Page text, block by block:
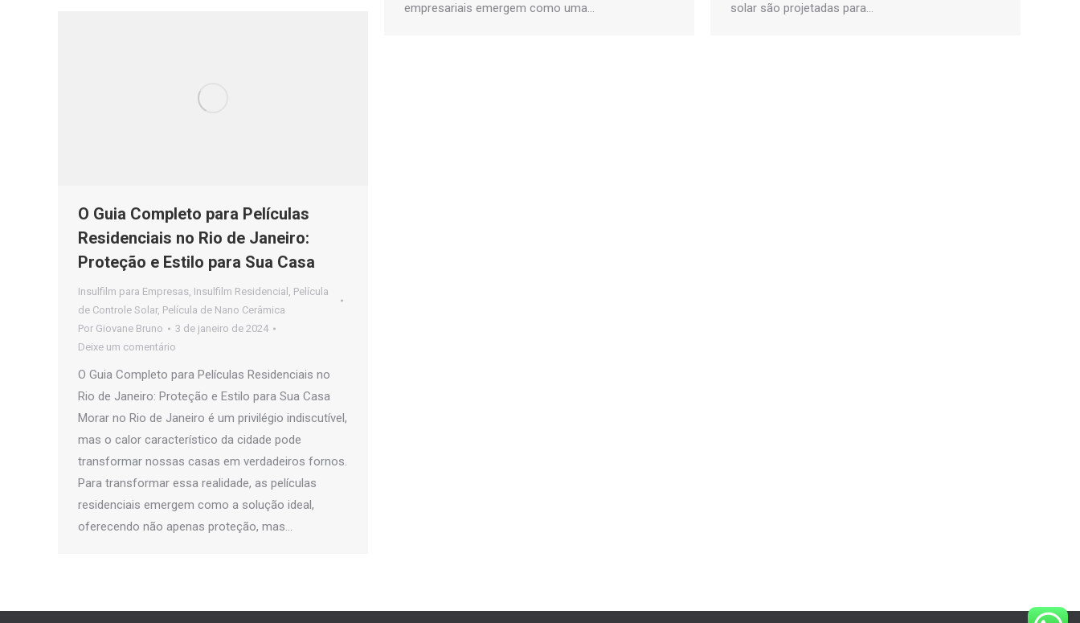
empresariais emergem como uma…
solar são projetadas para…
O Guia Completo para Películas
Residenciais no Rio de Janeiro:
Proteção e Estilo para Sua Casa
Insulfilm para Empresas, Insulfilm Residencial , Película
de Controle Solar, Película de Nano Cerâmica
Por Giovane Bruno
3 de janeiro de 2024
Deixe um comentário
O Guia Completo para Películas Residenciais no
Rio de Janeiro: Proteção e Estilo para Sua Casa
Morar no Rio de Janeiro é um privilégio indiscutível,
mas o calor característico da cidade pode
transformar nossas casas em verdadeiros fornos.
Para transformar essa realidade, as películas
residenciais emergem como a solução ideal,
oferecendo não apenas proteção, mas…